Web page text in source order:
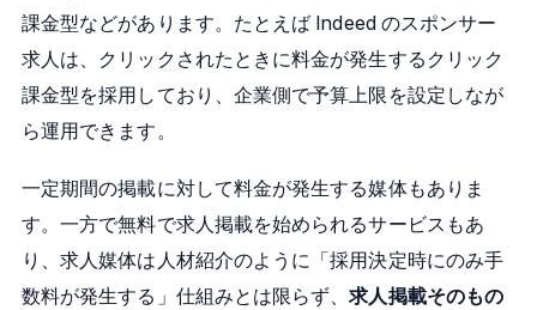
課金型などがあります。たとえば Indeed のスポンサー
求人は、クリックされたときに料金が発生するクリック
課金型を採用しており、企業側で予算上限を設定しなが
ら運用できます。
一定期間の掲載に対して料金が発生する媒体もありま
す。一方で無料で求人掲載を始められるサービスもあ
り、求人媒体は人材紹介のように「採用決定時にのみ手
数料が発生する」仕組みとは限らず、求人掲載そのもの